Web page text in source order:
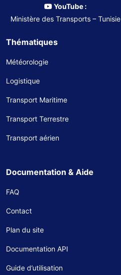
YouTube :
Ministère des Transports – Tunisie
Thématiques
Météorologie
Logistique
Transport Maritime
Transport Terrestre
Transport aérien
Documentation & Aide
FAQ
Contact
Plan du site
Documentation API
Guide d’utilisation